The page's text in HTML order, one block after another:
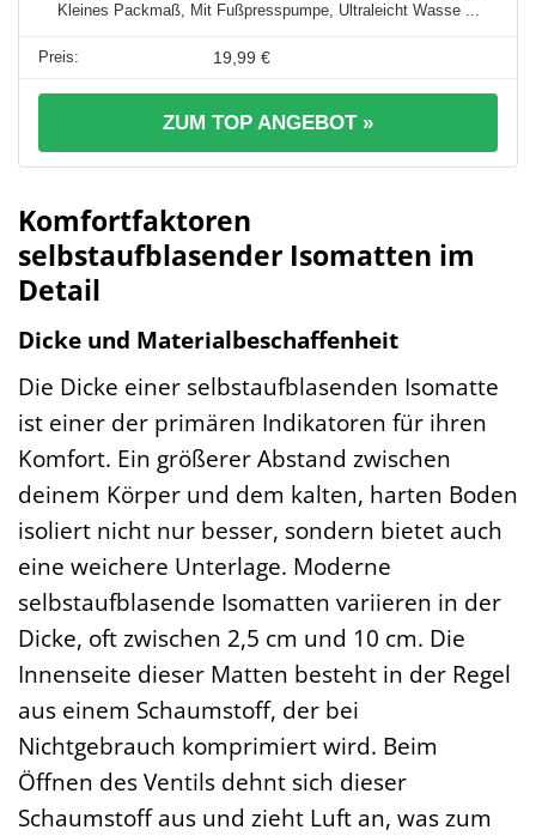
Kleines Packmaß, Mit Fußpresspumpe, Ultraleicht Wasse ...
19,99 €
ZUM TOP ANGEBOT »
Komfortfaktoren
selbstaufblasender Isomatten im
Detail
Dicke und Materialbeschaffenheit
Die Dicke einer selbstaufblasenden Isomatte
ist einer der primären Indikatoren für ihren
Komfort. Ein größerer Abstand zwischen
deinem Körper und dem kalten, harten Boden
isoliert nicht nur besser, sondern bietet auch
eine weichere Unterlage. Moderne
selbstaufblasende Isomatten variieren in der
Dicke, oft zwischen 2,5 cm und 10 cm. Die
Innenseite dieser Matten besteht in der Regel
aus einem Schaumstoff, der bei
Nichtgebrauch komprimiert wird. Beim
Öffnen des Ventils dehnt sich dieser
Schaumstoff aus und zieht Luft an, was zum